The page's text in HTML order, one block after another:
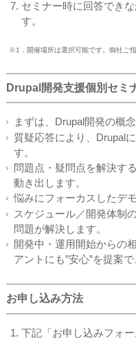
セミナー時に回答でき
す。
※1．開催場所は選択可能です。御社ご
Drupal開発支援個別セミ
まずは、Drupal開発の概
質疑応答により、Drupal
す。
問題点・疑問点を解決す
動き出します。
悩みにフォーカスしたデ
スケジュール／開発体制
問題が解決します。
開発中・運用開始からの
アントにも”安心”を提案で
お申し込み方法
下記「お申し込みフォ